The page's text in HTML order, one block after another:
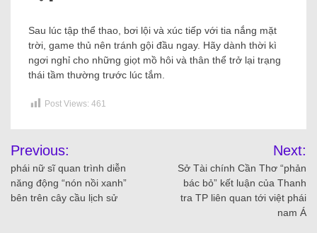
Sau lúc tập thể thao, bơi lội và xúc tiếp với tia nắng mặt
trời, game thủ nên tránh gội đầu ngay. Hãy dành thời kì
ngơi nghỉ cho những giọt mồ hôi và thân thể trở lại trạng
thái tầm thường trước lúc tắm.
Post Views: 461
Previous:
phái nữ sĩ quan trình diễn
năng động “nón nồi xanh”
bên trên cây cầu lịch sử
Next:
Sở Tài chính Cần Thơ “phản
bác bỏ” kết luận của Thanh
tra TP liên quan tới việt phái
nam Á